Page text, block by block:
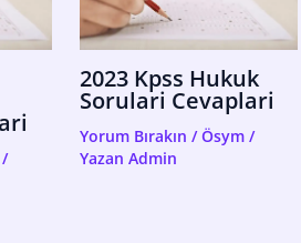
/
2023 Kpss Hukuk
Sorulari Cevaplari
Yorum Bırakın /Ösym/
Yazan Admin